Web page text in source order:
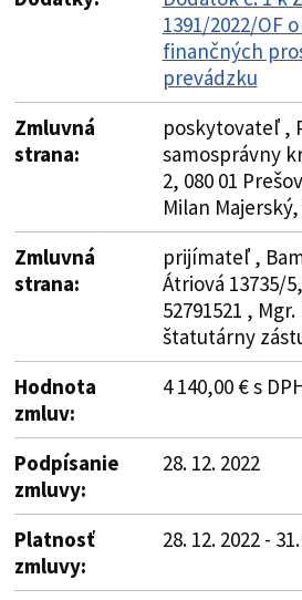
1391/2022/OF
finančných
prevádzku
Zmluvná
strana:
poskytovateľ ,
samosprávny
2, 080 01
Milan
Zmluvná
strana:
prijímateľ ,
Átriová 13735/
52791521 ,
štatutárny
Hodnota
zmluv:
4 140,00 € s
Podpísanie
zmluvy:
28. 12. 2022
Platnosť
zmluvy:
28. 12. 2022 -